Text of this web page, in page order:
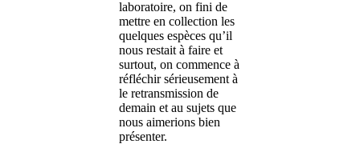
laboratoire, on fini de
mettre en collection les
quelques espèces qu’il
nous restait à faire et
surtout, on commence à
réfléchir sérieusement à
le retransmission de
demain et au sujets que
nous aimerions bien
présenter.